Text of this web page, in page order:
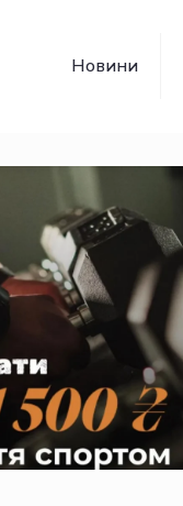
Новини